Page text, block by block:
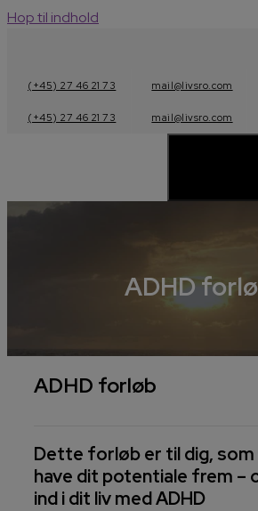
Hop til indhold
(+45) 27 46 21 73 mail@livsro.com
(+45) 27 46 21 73 mail@livsro.com
ADHD
ADHD forløb
Dette forløb er til dig, som
have dit potentiale frem –
ind i dit liv med ADHD